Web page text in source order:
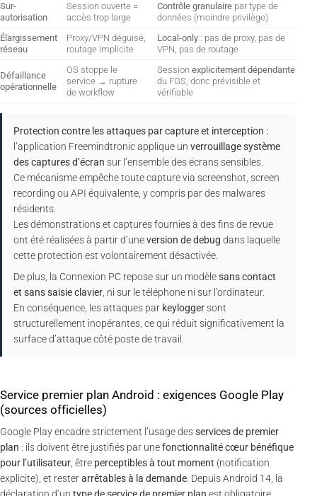
Sur-
autorisation
Session ouverte =
accès trop large
Contrôle granulaire par type de
données (moindre privilège)
Élargissement
réseau
Proxy/VPN déguisé,
routage implicite
Local-only : pas de proxy, pas de
VPN, pas de routage
Défaillance
opérationnelle
OS stoppe le
service → rupture
de workflow
Sessionexplicitement dépendante
du FGS, donc prévisible et
vérifiable
Protection contre les attaques par capture et interception :
l’application Freemindtronic applique un verrouillage système
des captures d’écran sur l’ensemble des écrans sensibles.
Ce mécanisme empêche toute capture via screenshot, screen
recording ou API équivalente, y compris par des malwares
résidents.
Les démonstrations et captures fournies à des fins de revue
ont été réalisées à partir d’uneversion de debug dans laquelle
cette protection est volontairement désactivée.
De plus, la Connexion PC repose sur un modèlesans contact
et sans saisie clavier, ni sur le téléphone ni sur l’ordinateur.
En conséquence, les attaques par keyloggersont
structurellement inopérantes, ce qui réduit significativement la
surface d’attaque côté poste de travail.
Service premier plan Android : exigences Google Play
(sources officielles)
Google Play encadre strictement l’usage desservices de premier
plan : ils doivent être justifiés par unefonctionnalité cœur bénéfique
pour l’utilisateur , être perceptibles à tout moment (notification
explicite), et resterarrêtables à la demande . Depuis Android 14, la